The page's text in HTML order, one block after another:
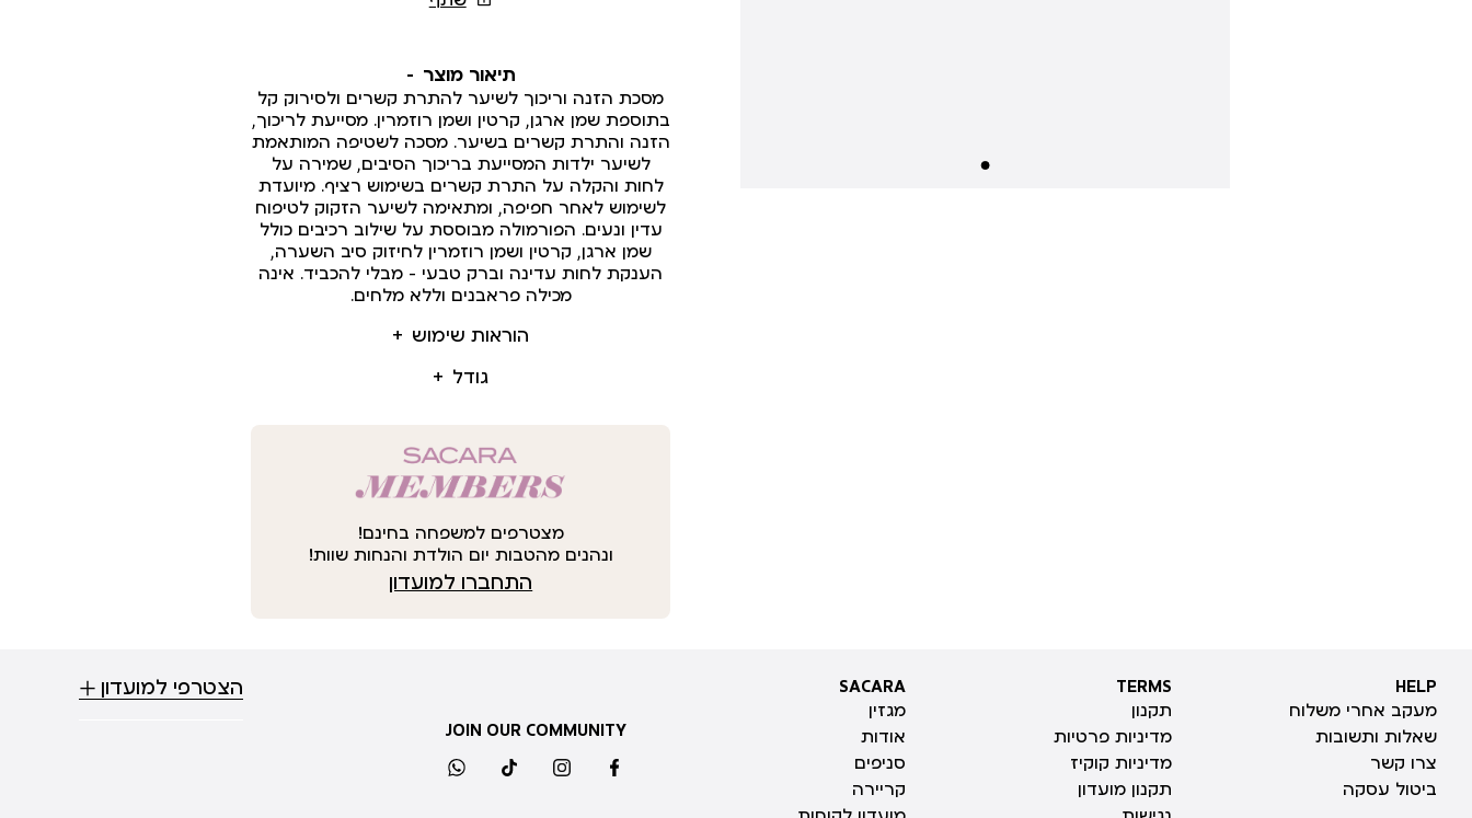
תיאור מוצר
הוראות שימוש
גודל
מסכת הזנה וריכוך לשיער להתרת קשרים ולסירוק קל
בתוספת שמן ארגן, קרטין ושמן רוזמרין. מסייעת לריכוך,
הזנה והתרת קשרים בשיער. מסכה לשטיפה המותאמת
לשיער ילדות המסייעת בריכוך הסיבים, שמירה על
לחות והקלה על התרת קשרים בשימוש רציף. מיועדת
לשימוש לאחר חפיפה, ומתאימה לשיער הזקוק לטיפוח
עדין ונעים. הפורמולה מבוססת על שילוב רכיבים כולל
שמן ארגן, קרטין ושמן רוזמרין לחיזוק סיב השערה,
הענקת לחות עדינה וברק טבעי - מבלי להכביד. אינה
מכילה פראבנים וללא מלחים.
מצטרפים למשפחה בחינם!
ונהנים מהטבות יום הולדת והנחות שוות!
התחברו למועדון
HELP
HELP
מעקב אחרי משלוח
שאלות ותשובות
צרו קשר
ביטול עסקה
TERMS
TERMS
תקנון
מדיניות פרטיות
מדיניות קוקיז
תקנון מועדון
SACARA
SACARA
מגזין
אודות
סניפים
קריירה
JOIN OUR COMMUNITY
facebook
instagram
tiktok
whatsapp
הצטרפי למועדון